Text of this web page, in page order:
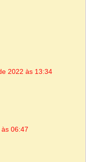
2022 às 13:34
06:47